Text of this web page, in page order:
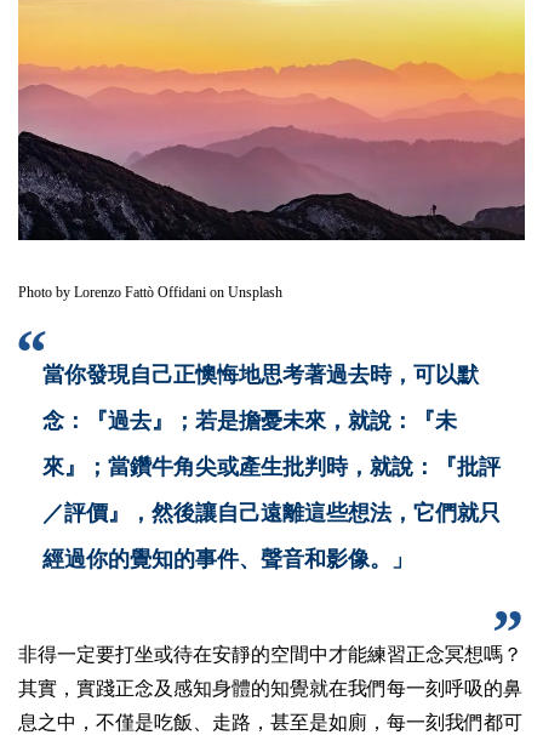
Photo by Lorenzo Fattò Offidani on Unsplash
當你發現自己正懊悔地思考著過去時，可以默
念：『過去』；若是擔憂未來，就說：『未
來』；當鑽牛角尖或產生批判時，就說：『批評
／評價』，然後讓自己遠離這些想法，它們就只
經過你的覺知的事件、聲音和影像。」
非得一定要打坐或待在安靜的空間中才能練習正念冥想嗎？
其實，實踐正念及感知身體的知覺就在我們每一刻呼吸的鼻
息之中，不僅是吃飯、走路，甚至是如廁，每一刻我們都可